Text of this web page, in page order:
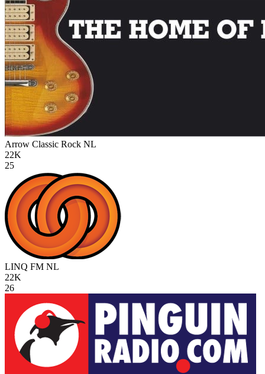
Arrow Classic Rock NL
22K
25
LINQ FM NL
22K
26